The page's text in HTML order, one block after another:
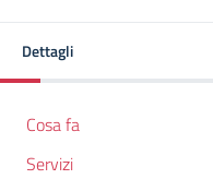
Dettagli
Cosa fa
Servizi